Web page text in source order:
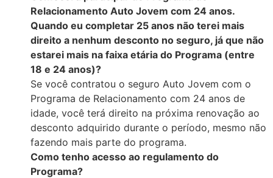
Relacionamento Auto Jovem com 24 anos.
Quando eu completar 25 anos não terei mais
direito a nenhum desconto no seguro, já que não
estarei mais na faixa etária do Programa (entre
18 e 24 anos)?
Se você contratou o seguro Auto Jovem com o
Programa de Relacionamento com 24 anos de
idade, você terá direito na próxima renovação ao
desconto adquirido durante o período, mesmo não
fazendo mais parte do programa.
Como tenho acesso ao regulamento do
Programa?